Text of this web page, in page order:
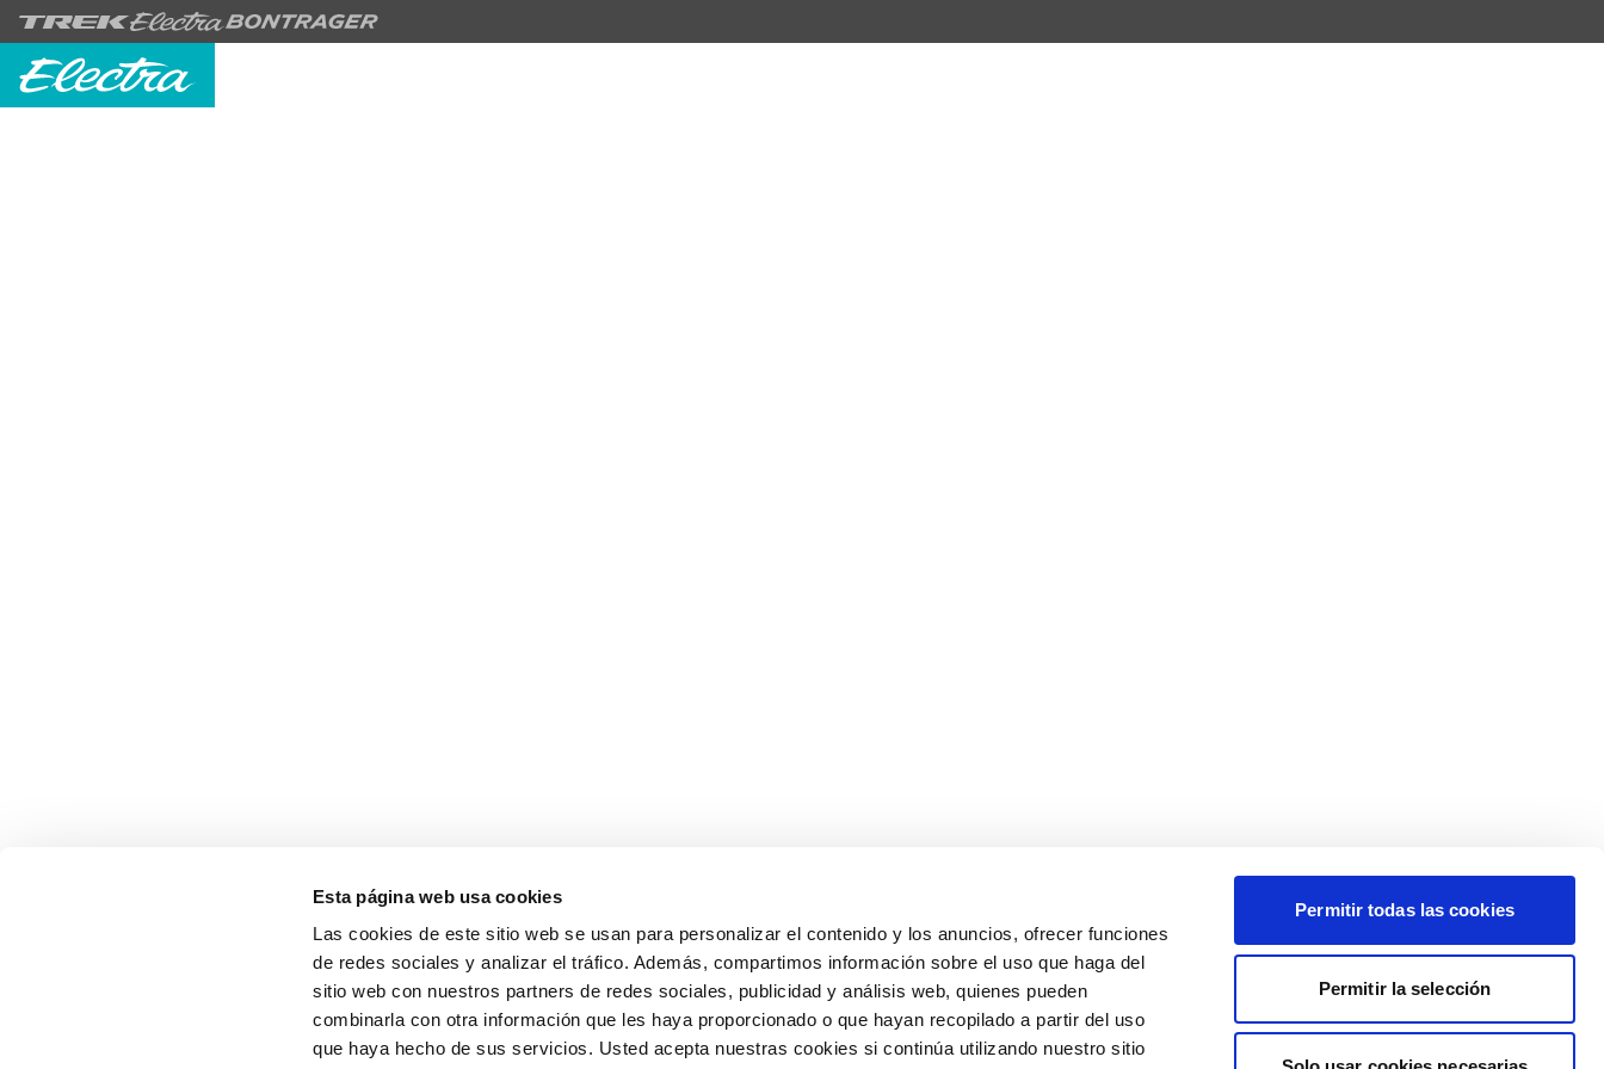
Esta página web usa cookies
Las cookies de este sitio web se usan para personalizar el contenido y los anuncios, ofrecer funciones
de redes sociales y analizar el tráfico. Además, compartimos información sobre el uso que haga del
sitio web con nuestros partners de redes sociales, publicidad y análisis web, quienes pueden
combinarla con otra información que les haya proporcionado o que hayan recopilado a partir del uso
que haya hecho de sus servicios. Usted acepta nuestras cookies si continúa utilizando nuestro sitio
Permitir todas las cookies
Permitir la selección